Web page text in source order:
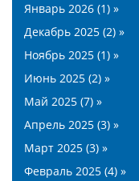
Январь 2026 (1) »
Декабрь 2025 (2) »
Ноябрь 2025 (1) »
Июнь 2025 (2) »
Май 2025 (7) »
Апрель 2025 (3) »
Март 2025 (3) »
Февраль 2025 (4) »